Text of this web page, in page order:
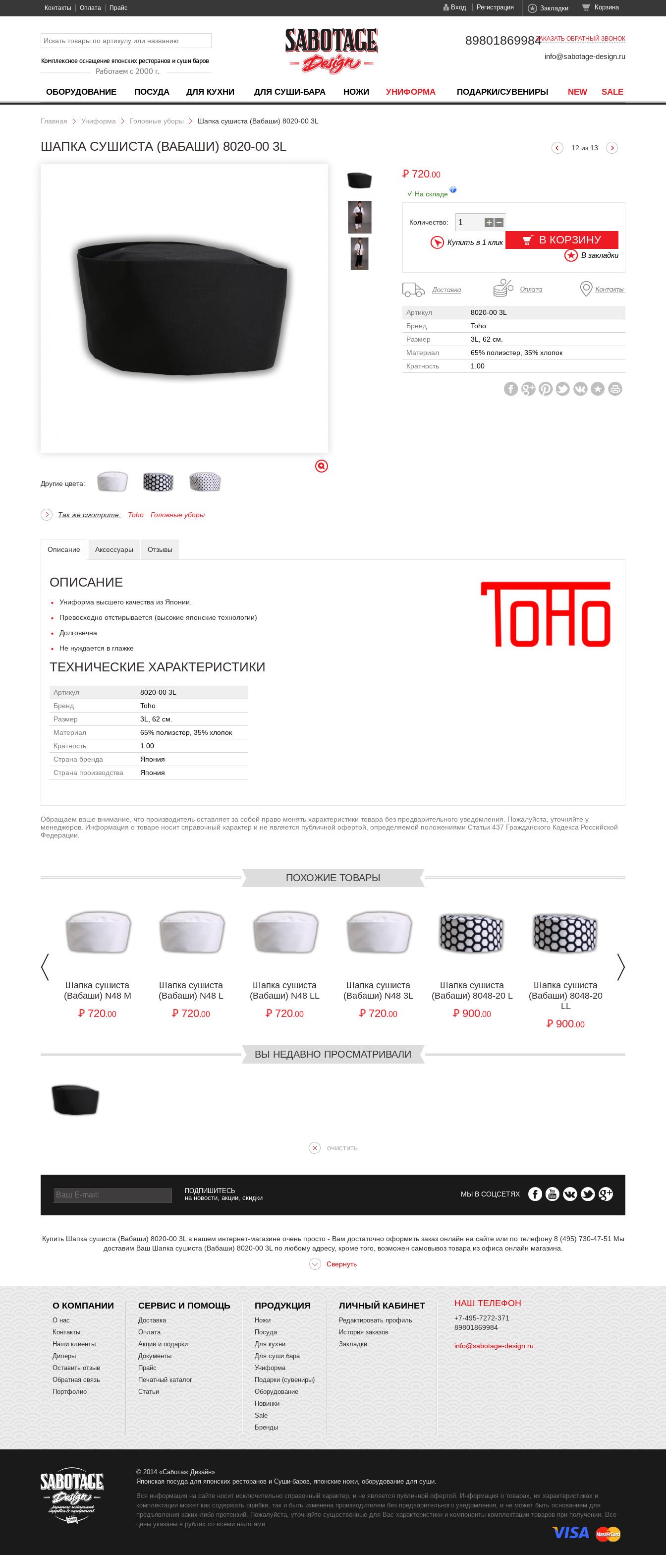
Контакты Оплата Прайс Вход Регистрация Закладки Корзина
ОБОРУДОВАНИЕ ПОСУДА ДЛЯ КУХНИ ДЛЯ СУШИ-БАРА НОЖИ УНИФОРМА ПОДАРКИ/СУВЕНИРЫ NEW SALE
89801869984ЗАКАЗАТЬ ОБРАТНЫЙ ЗВОНОК
info@sabotage-design.ru
Главная Униформа Головные уборы Шапка сушиста (Вабаши) 8020-00 3L
ШАПКА СУШИСТА (ВАБАШИ) 8020-00 3L 12 из 13
Другие цвета:
Так же смотрите: Toho Головные уборы
720.00
На складе
Количество:
В КОРЗИНУ
Купить в 1 клик
В закладки
Артикул
8020-00 3L
Бренд
Toho
Размер
3L, 62 см.
Материал
65% полиэстер, 35% хлопок
Кратность
1.00
Описание Аксессуары Отзывы
ОПИСАНИЕ
Униформа высшего качества из Японии.
Превосходно отстирывается (высокие японские технологии)
Долговечна
Не нуждается в глажке
ТЕХНИЧЕСКИЕ ХАРАКТЕРИСТИКИ
Артикул
8020-00 3L
Бренд
Toho
Размер
3L, 62 см.
Материал
65% полиэстер, 35% хлопок
Кратность
1.00
Страна бренда
Япония
Страна производства
Япония
Обращаем ваше внимание, что производитель оставляет за собой право менять характеристики товара без предварительного уведомления. Пожалуйста, уточняйте у
менеджеров. Информация о товаре носит справочный характер и не является публичной офертой, определяемой положениями Статьи 437 Гражданского Кодекса Российской
Федерации.
ПОХОЖИЕ ТОВАРЫ
Шапка сушиста
(Вабаши) N48 M
720.00
Шапка сушиста
(Вабаши) N48 L
720.00
Шапка сушиста
(Вабаши) N48 LL
720.00
Шапка сушиста
(Вабаши) N48 3L
720.00
Шапка сушиста
(Вабаши) 8048-20 L
900.00
Шапка сушиста
(Вабаши) 8048-20
LL
900.00
ВЫ НЕДАВНО ПРОСМАТРИВАЛИ
очистить
ПОДПИШИТЕСЬ
на новости, акции, скидки
МЫ В СОЦСЕТЯХ
Купить Шапка сушиста (Вабаши) 8020-00 3L в нашем интернет-магазине очень просто - Вам достаточно оформить заказ онлайн на сайте или по телефону 8 (495) 730-47-51 Мы
доставим Ваш Шапка сушиста (Вабаши) 8020-00 3L по любому адресу, кроме того, возможен самовывоз товара из офиса онлайн магазина.
НАШ ТЕЛЕФОН
+7-495-7272-371
89801869984
info@sabotage-design.ru
О КОМПАНИИ
О нас
Контакты
Наши клиенты
Дилеры
Оставить отзыв
Обратная связь
Портфолио
СЕРВИС И ПОМОЩЬ
Доставка
Оплата
Акции и подарки
Документы
Прайс
Печатный каталог
Статьи
ПРОДУКЦИЯ
Ножи
Посуда
Для кухни
Для суши бара
Униформа
Подарки (сувениры)
Оборудование
Новинки
Sale
Бренды
ЛИЧНЫЙ КАБИНЕТ
Редактировать профиль
История заказов
Закладки
© 2014 «Саботаж Дизайн»
Японская посуда для японских ресторанов и Суши-баров, японские ножи, оборудование для суши.
Вся информация на сайте носит исключительно справочный характер, и не является публичной офертой. Информация о товарах, их характеристиках и
комплектации может как содержать ошибки, так и быть изменена производителем без предварительного уведомления, и не может быть основанием для
предъявления каких-либо претензий. Пожалуйста, уточняйте существенные для Вас характеристики и компоненты комплектации товаров при получении. Все
цены указаны в рублях со всеми налогами.